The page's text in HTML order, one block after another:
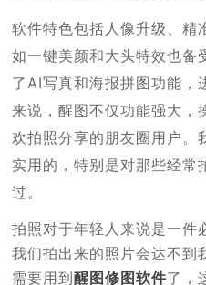
软件特色包括人像升级、精
如一键美颜和大头特效也备
了AI写真和海报拼图功能，
来说，醒图不仅功能强大，
欢拍照分享的朋友圈用户。
实用的，特别是对那些经常
过。
拍照对于年轻人来说是一件
我们拍出来的照片会达不到
需要用到醒图修图软件了，